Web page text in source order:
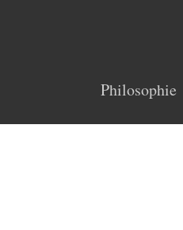
Philosophie